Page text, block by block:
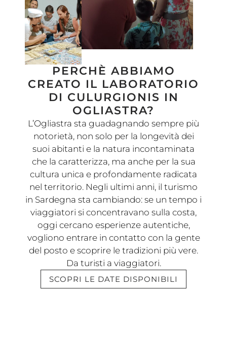
PERCHÈ ABBIAMO
CREATO IL LABORATORIO
DI CULURGIONIS IN
OGLIASTRA?
L’Ogliastra sta guadagnando sempre più
notorietà, non solo per la longevità dei
suoi abitanti e la natura incontaminata
che la caratterizza, ma anche per la sua
cultura unica e profondamente radicata
nel territorio. Negli ultimi anni, il turismo
in Sardegna sta cambiando: se un tempo i
viaggiatori si concentravano sulla costa,
oggi cercano esperienze autentiche,
vogliono entrare in contatto con la gente
del posto e scoprire le tradizioni più vere.
Da turisti a viaggiatori.
SCOPRI LE DATE DISPONIBILI